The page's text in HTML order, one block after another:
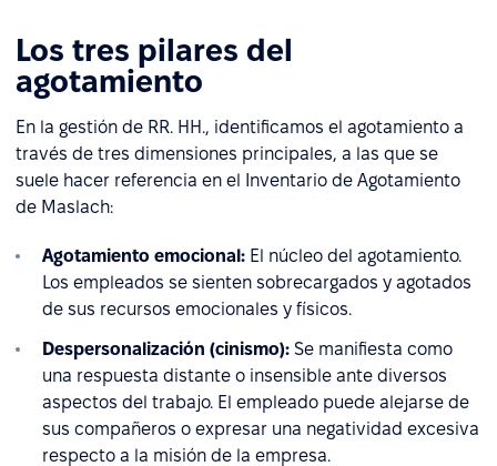
Los tres pilares del
agotamiento
En la gestión de RR. HH., identificamos el agotamiento a
través de tres dimensiones principales, a las que se
suele hacer referencia en el Inventario de Agotamiento
de Maslach:
Agotamiento emocional: El núcleo del agotamiento.
Los empleados se sienten sobrecargados y agotados
de sus recursos emocionales y físicos.
Despersonalización (cinismo): Se manifiesta como
una respuesta distante o insensible ante diversos
aspectos del trabajo. El empleado puede alejarse de
sus compañeros o expresar una negatividad excesiva
respecto a la misión de la empresa.